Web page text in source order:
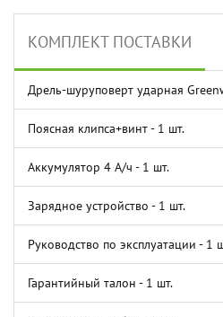
КОМПЛЕКТ ПОСТАВКИ
Дрель-шуруповерт ударная
Поясная клипса+винт - 1 шт.
Аккумулятор 4 А/ч - 1 шт.
Зарядное устройство - 1 шт.
Руководство по эксплуатации - 1
Гарантийный талон - 1 шт.